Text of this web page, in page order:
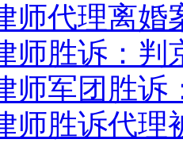
师代理离婚
师胜诉：判
师军团胜诉
师胜诉代理